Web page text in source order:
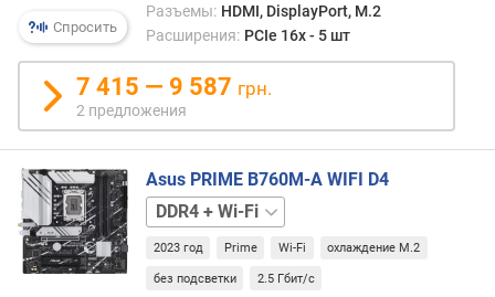
D
D
R
5
(
с
л
о
т
а
Спросить
Разъемы: HDMI, DisplayPort, M.2
Расширения: PCIe 16x - 5 шт
7 415 — 9 587 грн.
2 предложения
Asus PRIME B760M-A WIFI D4
DDR4DDR5
+
Wi-
Fi
2023 год Prime Wi-Fi охлаждение M.2
без подсветки 2.5 Гбит/с